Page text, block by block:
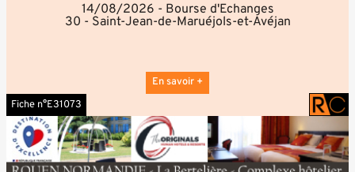
14/08/2026 - Bourse d'Echanges
30 - Saint-Jean-de-Maruéjols-et-Avéjan
En savoir +
Fiche n°E31073